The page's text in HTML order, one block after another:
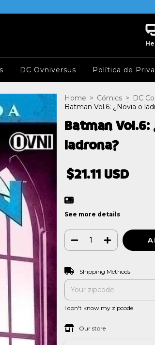
DC Ovniversus Política de
Home > Cómics > DC
Batman Vol.6: ¿Novia o
Batman Vol.6:
ladrona?
$21.11 USD
See more details
Shipping for zipcode:
Shipping Methods
I don't know my zipcode
Our store